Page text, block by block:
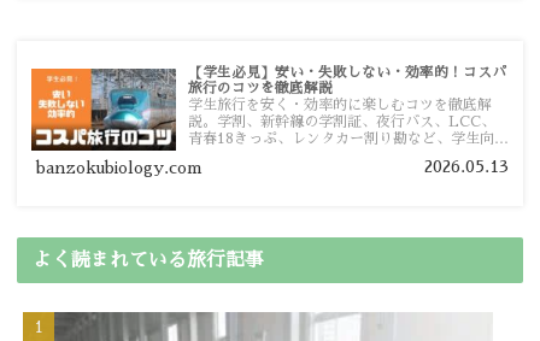
【学生必見】安い・失敗しない・効率的！コスパ
旅行のコツを徹底解説
学生旅行を安く・効率的に楽しむコツを徹底解
説。学割、新幹線の学割証、夜行バス、LCC、
青春18きっぷ、レンタカー割り勘など、学生向け
banzokubiology.com 2026.05.13
よく読まれている旅行記事